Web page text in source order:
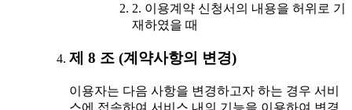
2. 이용계약 신청서의 내용을 허위로 기
재하였을 때
제 8 조 (계약사항의 변경)
이용자는 다음 사항을 변경하고자 하는 경우 서비
스에 접속하여 서비스 내의 기능을 이용하여 변경